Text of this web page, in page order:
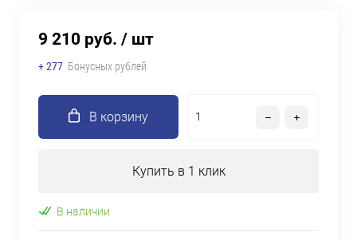
9 210 руб. / шт
+ 277 Бонусных рублей
В корзину
Купить в 1 клик
В наличии